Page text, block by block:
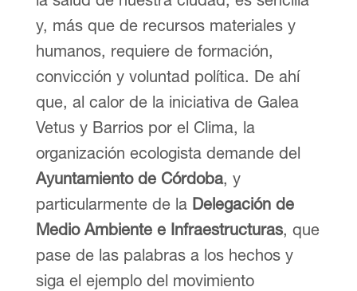
y, más que de recursos materiales y
humanos, requiere de formación,
convicción y voluntad política. De ahí
que, al calor de la iniciativa de Galea
Vetus y Barrios por el Clima, la
organización ecologista demande del
Ayuntamiento de Córdoba, y
particularmente de la Delegación de
Medio Ambiente e Infraestructuras, que
pase de las palabras a los hechos y
siga el ejemplo del movimiento